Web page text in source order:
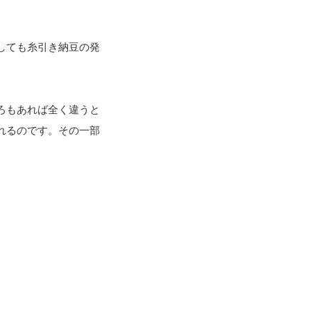
ても糸引き納豆の発
もあれば全く違うと
るのです。その一部